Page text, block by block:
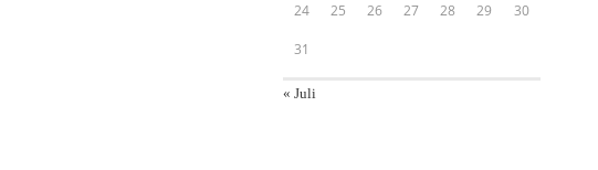
24 25 26 27 28 29 30
31
« Juli